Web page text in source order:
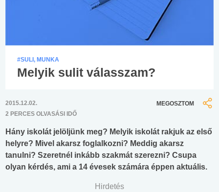
#SULI, MUNKA
Melyik sulit válasszam?
2015.12.02.
2 PERCES OLVASÁSI IDŐ
MEGOSZTOM
Hány iskolát jelöljünk meg? Melyik iskolát rakjuk az első
helyre? Mivel akarsz foglalkozni? Meddig akarsz
tanulni? Szeretnél inkább szakmát szerezni? Csupa
olyan kérdés, ami a 14 évesek számára éppen aktuális.
Hirdetés